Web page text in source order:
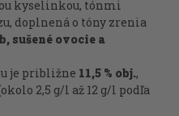
kyselinkou, tónmi
doplnená o tóny zrenia
sušené ovocie a
je približne 11,5 % obj.,
2,5 g/l až 12 g/l podľa